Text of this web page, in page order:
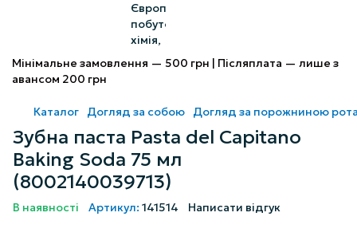
Мінімальне замовлення — 500 грн | Післяплата — лише з
авансом 200 грн
Каталог Догляд за собою Догляд за порожниною
Зубна паста Pasta del Capitano
Baking Soda 75 мл
(8002140039713)
В наявності Артикул: 141514 Написати відгук